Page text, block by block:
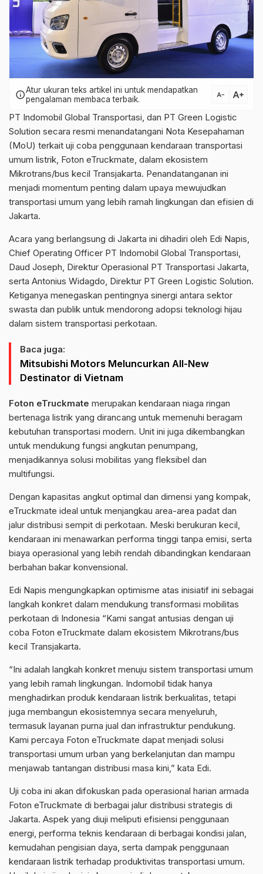
infoAtur ukuran teks artikel ini untuk mendapatkan
pengalaman membaca terbaik.
text_decrease text_increase
PT Indomobil Global Transportasi, dan PT Green Logistic
Solution secara resmi menandatangani Nota Kesepahaman
(MoU) terkait uji coba penggunaan kendaraan transportasi
umum listrik, Foton eTruckmate, dalam ekosistem
Mikrotrans/bus kecil Transjakarta. Penandatanganan ini
menjadi momentum penting dalam upaya mewujudkan
transportasi umum yang lebih ramah lingkungan dan efisien di
Jakarta.
Acara yang berlangsung di Jakarta ini dihadiri oleh Edi Napis,
Chief Operating Officer PT Indomobil Global Transportasi,
Daud Joseph, Direktur Operasional PT Transportasi Jakarta,
serta Antonius Widagdo, Direktur PT Green Logistic Solution.
Ketiganya menegaskan pentingnya sinergi antara sektor
swasta dan publik untuk mendorong adopsi teknologi hijau
dalam sistem transportasi perkotaan.
Baca juga:
Mitsubishi Motors Meluncurkan All-New
Destinator di Vietnam
Foton eTruckmate merupakan kendaraan niaga ringan
bertenaga listrik yang dirancang untuk memenuhi beragam
kebutuhan transportasi modern. Unit ini juga dikembangkan
untuk mendukung fungsi angkutan penumpang,
menjadikannya solusi mobilitas yang fleksibel dan
multifungsi.
Dengan kapasitas angkut optimal dan dimensi yang kompak,
eTruckmate ideal untuk menjangkau area-area padat dan
jalur distribusi sempit di perkotaan. Meski berukuran kecil,
kendaraan ini menawarkan performa tinggi tanpa emisi, serta
biaya operasional yang lebih rendah dibandingkan kendaraan
berbahan bakar konvensional.
Edi Napis mengungkapkan optimisme atas inisiatif ini sebagai
langkah konkret dalam mendukung transformasi mobilitas
perkotaan di Indonesia “Kami sangat antusias dengan uji
coba Foton eTruckmate dalam ekosistem Mikrotrans/bus
kecil Transjakarta.
“Ini adalah langkah konkret menuju sistem transportasi umum
yang lebih ramah lingkungan. Indomobil tidak hanya
menghadirkan produk kendaraan listrik berkualitas, tetapi
juga membangun ekosistemnya secara menyeluruh,
termasuk layanan purna jual dan infrastruktur pendukung.
Kami percaya Foton eTruckmate dapat menjadi solusi
transportasi umum urban yang berkelanjutan dan mampu
menjawab tantangan distribusi masa kini,” kata Edi.
Uji coba ini akan difokuskan pada operasional harian armada
Foton eTruckmate di berbagai jalur distribusi strategis di
Jakarta. Aspek yang diuji meliputi efisiensi penggunaan
energi, performa teknis kendaraan di berbagai kondisi jalan,
kemudahan pengisian daya, serta dampak penggunaan
kendaraan listrik terhadap produktivitas transportasi umum.